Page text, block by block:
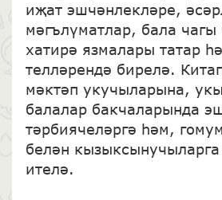
иҗат эшчәнлекләре,
мәгълүматлар, бала чагы
хатирә язмалары татар
телләрендә бирелә.
мәктәп укучыларына,
балалар бакчаларында
тәрбиячеләргә һәм,
белән
ителә.